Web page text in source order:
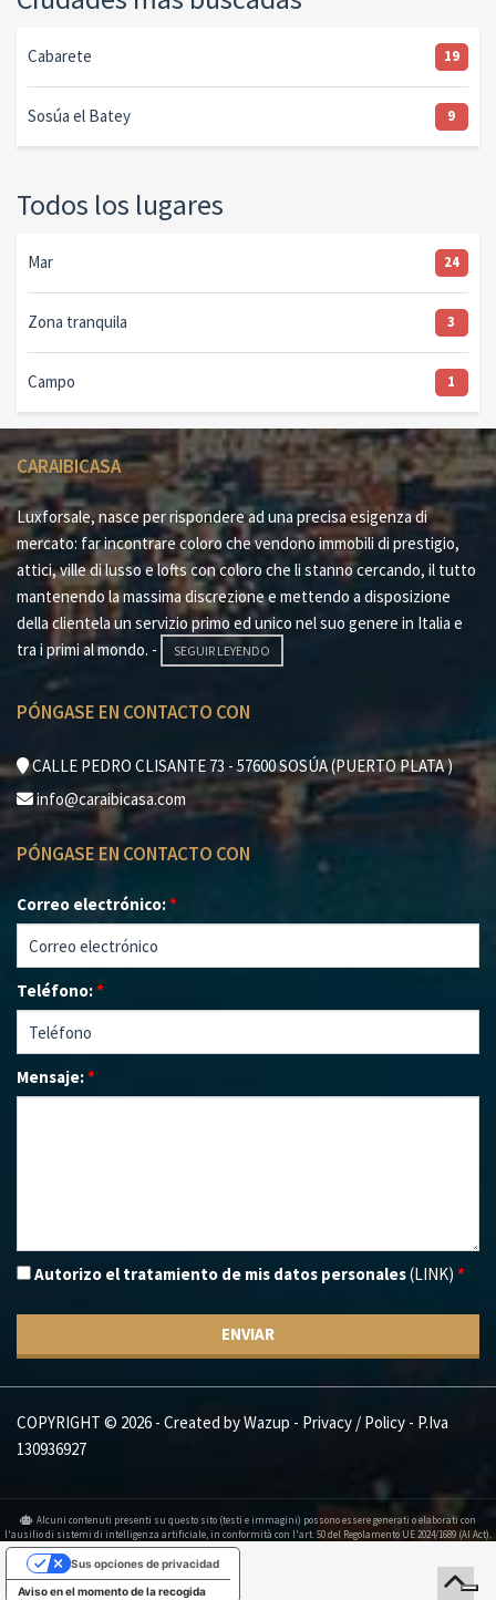
Cabarete 19
Sosúa el Batey 9
Todos los lugares
Mar 24
Zona tranquila 3
Campo 1
CARAIBICASA
Luxforsale, nasce per rispondere ad una precisa esigenza di
mercato: far incontrare coloro che vendono immobili di prestigio,
attici, ville di lusso e lofts con coloro che li stanno cercando, il tutto
mantenendo la massima discrezione e mettendo a disposizione
della clientela un servizio primo ed unico nel suo genere in Italia e
tra i primi al mondo. -
SEGUIR LEYENDO
PÓNGASE EN CONTACTO CON
CALLE PEDRO CLISANTE 73 - 57600 SOSÚA (PUERTO PLATA )
info@caraibicasa.com
PÓNGASE EN CONTACTO CON
Correo electrónico:*
Teléfono:*
Mensaje:*
Autorizo el tratamiento de mis datos personales(LINK) *
ENVIAR
COPYRIGHT © 2026 - Created byWazup - Privacy / Policy - P.Iva
130936927
Alcuni contenuti presenti su questo sito (testi e immagini) possono essere generati o elaborati con
l'ausilio di sistemi di intelligenza artificiale, in conformità con l'art. 50 del Regolamento UE 2024/1689 (AI Act).
Aviso en el momento de la recogida
Sus opciones de privacidad